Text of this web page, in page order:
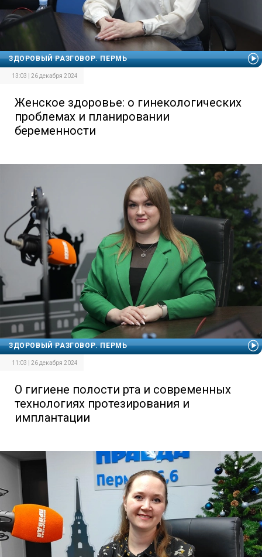
ЗДОРОВЫЙ РАЗГОВОР. ПЕРМЬ
13:03 | 26 декабря 2024
Женское здоровье: о гинекологических
проблемах и планировании
беременности
ЗДОРОВЫЙ РАЗГОВОР. ПЕРМЬ
11:03 | 26 декабря 2024
О гигиене полости рта и современных
технологиях протезирования и
имплантации